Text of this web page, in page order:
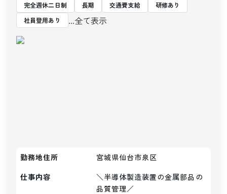
完全週休二日制 長期 交通費支給
研修あり
社員登用あり
...全て表示
勤務地住所
宮城県仙台市泉区
仕事内容
＼半導体製造装置の金属部品の
品質管理／